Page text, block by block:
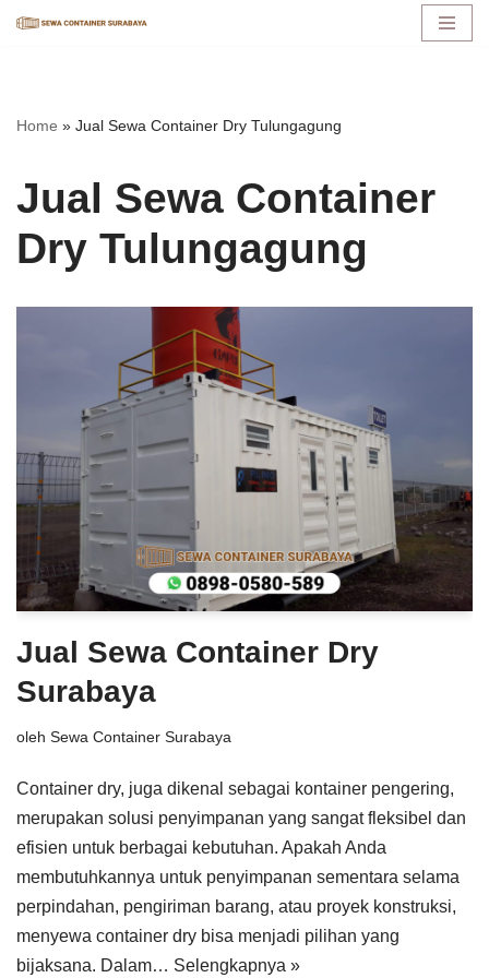
konten
Home » Jual Sewa Container Dry Tulungagung
Jual Sewa Container
Dry Tulungagung
Jual Sewa Container Dry
Surabaya
oleh Sewa Container Surabaya
Container dry, juga dikenal sebagai kontainer pengering,
merupakan solusi penyimpanan yang sangat fleksibel dan
efisien untuk berbagai kebutuhan. Apakah Anda
membutuhkannya untuk penyimpanan sementara selama
perpindahan, pengiriman barang, atau proyek konstruksi,
menyewa container dry bisa menjadi pilihan yang
bijaksana. Dalam… Selengkapnya »